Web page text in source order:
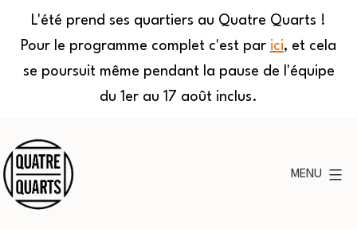
L'été prend ses quartiers au Quatre Quarts !
Pour le programme complet c'est par ici, et cela
se poursuit même pendant la pause de l'équipe
du 1er au 17 août inclus.
au
contenu
MENU